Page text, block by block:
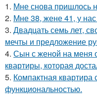
1. Мне снова пришлось
2. Мне 38, жене 41, у нас
3. Двадцать семь лет,
мечты и предложение
4. Сын с женой на меня
квартиры, которая
5. Компактная квартира
функциональностью.